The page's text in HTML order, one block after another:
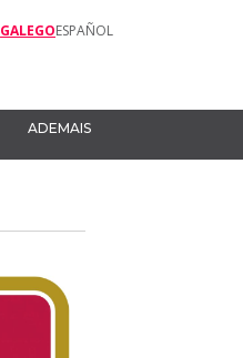
GALEGOESPAÑOL
ADEMAIS